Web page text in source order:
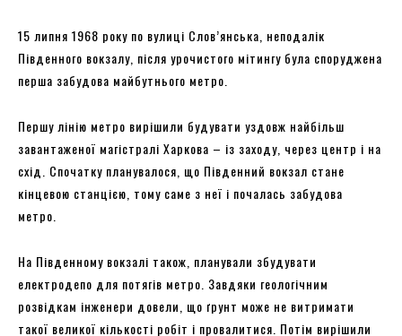
15 липня 1968 року по вулиці Слов’янська, неподалік
Південного вокзалу, після урочистого мітингу була споруджена
перша забудова майбутнього метро.
Першу лінію метро вирішили будувати уздовж найбільш
завантаженої магістралі Харкова – із заходу, через центр і на
схід. Спочатку планувалося, що Південний вокзал стане
кінцевою станцією, тому саме з неї і почалась забудова
метро.
На Південному вокзалі також, планували збудувати
електродепо для потягів метро. Завдяки геологічним
розвідкам інженери довели, що ґрунт може не витримати
такої великої кількості робіт і провалитися. Потім вирішили